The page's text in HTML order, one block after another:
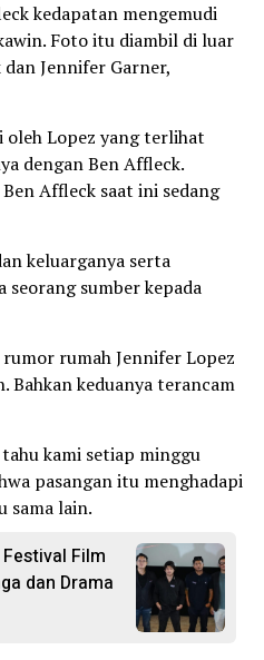
kedapatan mengemudi
Foto itu diambil di luar
Jennifer Garner,
oleh Lopez yang terlihat
dengan Ben Affleck.
Affleck saat ini sedang
keluarganya serta
seorang sumber kepada
rumah Jennifer Lopez
Bahkan keduanya terancam
kami setiap minggu
pasangan itu menghadapi
sama lain.
Film
dan Drama